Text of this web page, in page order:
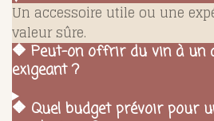
Un accessoire utile ou une
valeur sûre.
🔶 Peut-on offrir du vin à un
exigeant ?
🔶 Quel budget prévoir pour